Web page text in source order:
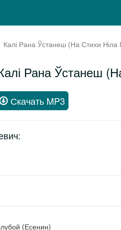
Калі Рана Ўстанеш (На Стихи Ніла
Рана Ўстанеш
Скачать MP3
(Есенин)